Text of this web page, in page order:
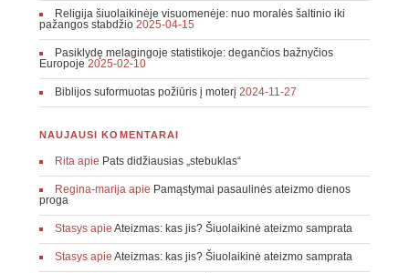
Religija šiuolaikinėje visuomenėje: nuo moralės šaltinio iki
pažangos stabdžio 2025-04-15
Pasiklydę melagingoje statistikoje: degančios bažnyčios
Europoje 2025-02-10
Biblijos suformuotas požiūris į moterį 2024-11-27
NAUJAUSI KOMENTARAI
Ritaapie Pats didžiausias „stebuklas“
Regina-marijaapie Pamąstymai pasaulinės ateizmo dienos
proga
Stasysapie Ateizmas: kas jis? Šiuolaikinė ateizmo samprata
Stasysapie Ateizmas: kas jis? Šiuolaikinė ateizmo samprata